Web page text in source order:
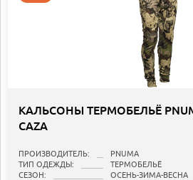
КАЛЬСОНЫ ТЕРМОБЕЛЬЁ
CAZA
ПРОИЗВОДИТЕЛЬ:
PNUMA
ТИП ОДЕЖДЫ:
ТЕРМОБЕЛЬЁ
СЕЗОН:
ОСЕНЬ-ЗИМА-ВЕСНА